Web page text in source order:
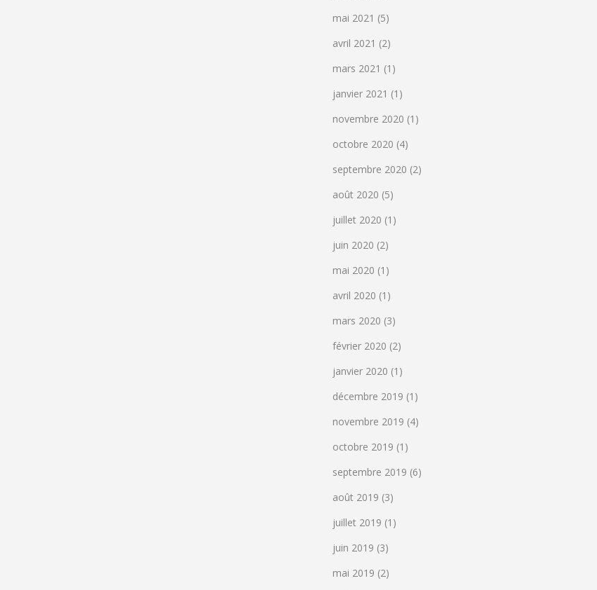
mai 2021 (5)
avril 2021 (2)
mars 2021 (1)
janvier 2021 (1)
novembre 2020 (1)
octobre 2020 (4)
septembre 2020 (2)
août 2020 (5)
juillet 2020 (1)
juin 2020 (2)
mai 2020 (1)
avril 2020 (1)
mars 2020 (3)
février 2020 (2)
janvier 2020 (1)
décembre 2019 (1)
novembre 2019 (4)
octobre 2019 (1)
septembre 2019 (6)
août 2019 (3)
juillet 2019 (1)
juin 2019 (3)
mai 2019 (2)